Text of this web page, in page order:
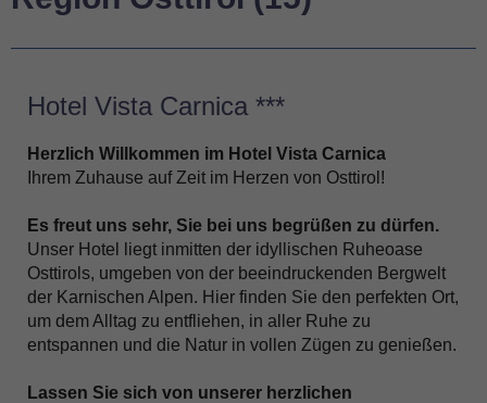
Hotel Vista Carnica ***
Herzlich Willkommen im Hotel Vista Carnica
Ihrem Zuhause auf Zeit im Herzen von Osttirol!
Es freut uns sehr, Sie bei uns begrüßen zu dürfen.
Unser Hotel liegt inmitten der idyllischen Ruheoase
Osttirols, umgeben von der beeindruckenden Bergwelt
der Karnischen Alpen. Hier finden Sie den perfekten Ort,
um dem Alltag zu entfliehen, in aller Ruhe zu
entspannen und die Natur in vollen Zügen zu genießen.
Lassen Sie sich von unserer herzlichen